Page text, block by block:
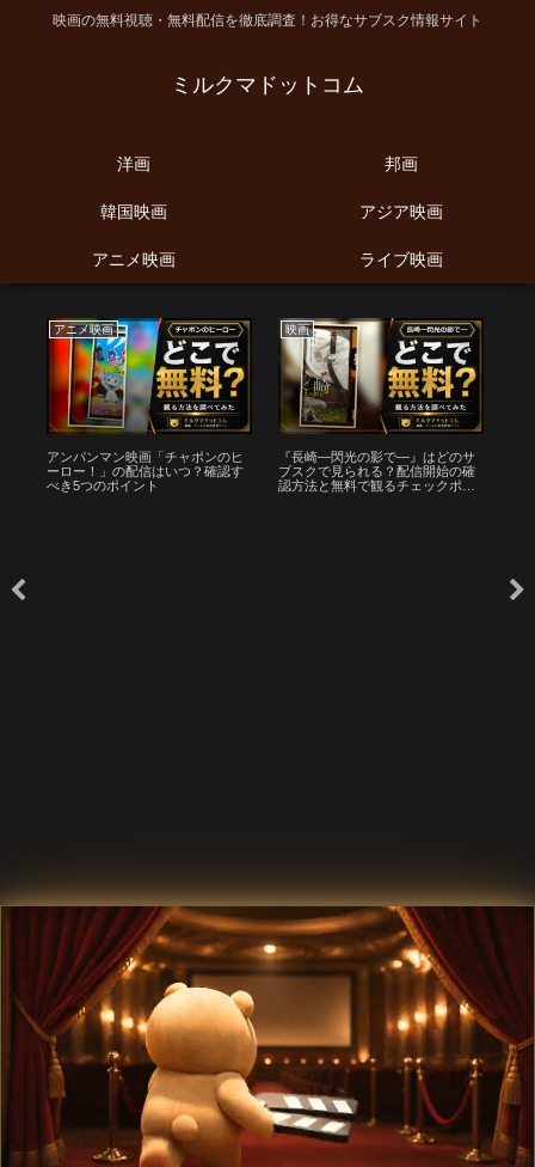
映画の無料視聴・無料配信を徹底調査！お得なサブスク情報サイト
ミルクマドットコム
洋画 邦画
韓国映画 アジア映画
アニメ映画 ライブ映画
アニメ映画
アンパンマン映画「チャポンのヒ
ーロー！」の配信はいつ？確認す
べき5つのポイント
映画
『長崎―閃光の影で―』はどのサ
ブスクで見られる？配信開始の確
認方法と無料で観るチェックポイ